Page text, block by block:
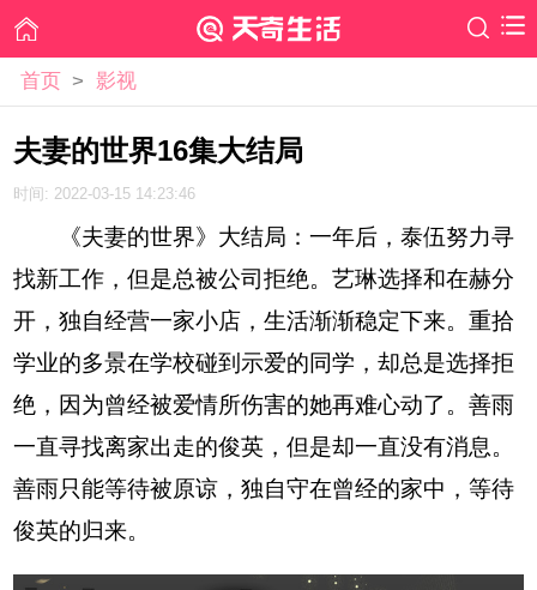
首页 > 影视
夫妻的世界16集大结局
时间: 2022-03-15 14:23:46
《夫妻的世界》大结局：一年后，泰伍努力寻
找新工作，但是总被公司拒绝。艺琳选择和在赫分
开，独自经营一家小店，生活渐渐稳定下来。重拾
学业的多景在学校碰到示爱的同学，却总是选择拒
绝，因为曾经被爱情所伤害的她再难心动了。善雨
一直寻找离家出走的俊英，但是却一直没有消息。
善雨只能等待被原谅，独自守在曾经的家中，等待
俊英的归来。